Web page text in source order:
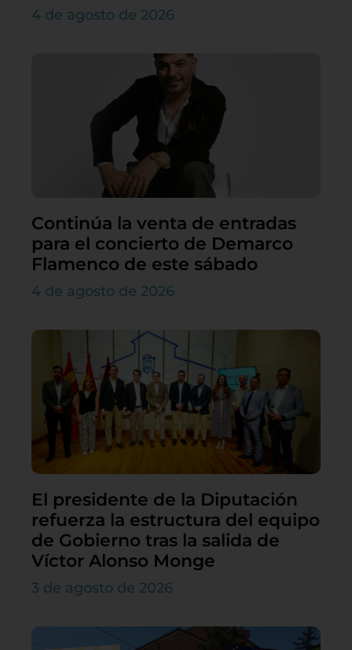
4 de agosto de 2026
Continúa la venta de entradas
para el concierto de Demarco
Flamenco de este sábado
4 de agosto de 2026
El presidente de la Diputación
refuerza la estructura del equipo
de Gobierno tras la salida de
Víctor Alonso Monge
3 de agosto de 2026